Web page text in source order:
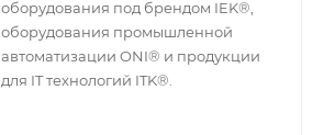
оборудования под брендом IEK®,
оборудования промышленной
автоматизации ONI® и продукции
для IT технологий ITK®.